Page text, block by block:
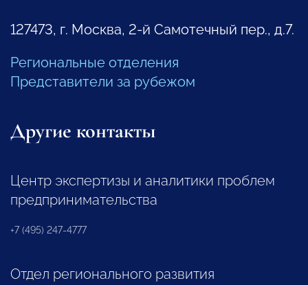
127473, г. Москва, 2-й Самотечный пер., д.7.
Региональные отделения
Представители за рубежом
Другие контакты
Центр экспертизы и аналитики проблем
предпринимательства
+7 (495) 247-4777
Отдел регионального развития